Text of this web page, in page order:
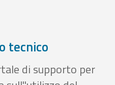
tecnico
di supporto per